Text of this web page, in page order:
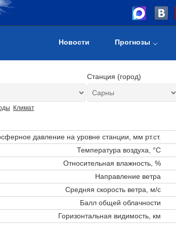
Новости Прогнозы
Станция (город)
Климат
давление на уровне станции, мм рт.ст.
Температура воздуха, °C
Относительная влажность, %
Направление ветра
Средняя скорость ветра, м/с
Балл общей облачности
Горизонтальная видимость, км